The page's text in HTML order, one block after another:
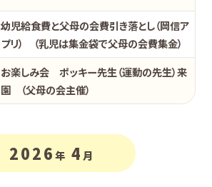
幼児給食費と父母の会費引き落とし（岡信ア
プリ） （乳児は集金袋で父母の会費集金）
お楽しみ会 ポッキー先生（運動の先生）来
園 （父母の会主催）
2026年 4 月